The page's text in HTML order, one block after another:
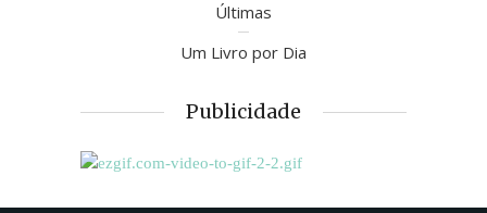
Últimas
Um Livro por Dia
Publicidade